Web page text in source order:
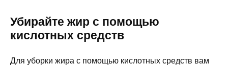
Убирайте жир с помощью
кислотных средств
Для уборки жира с помощью кислотных средств вам